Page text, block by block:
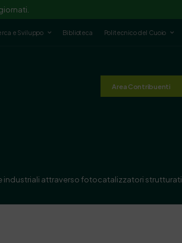
e Sviluppo Biblioteca Politecnico del Cuoio
Area Contribuenti
attraverso fotocatalizzatori strutturati